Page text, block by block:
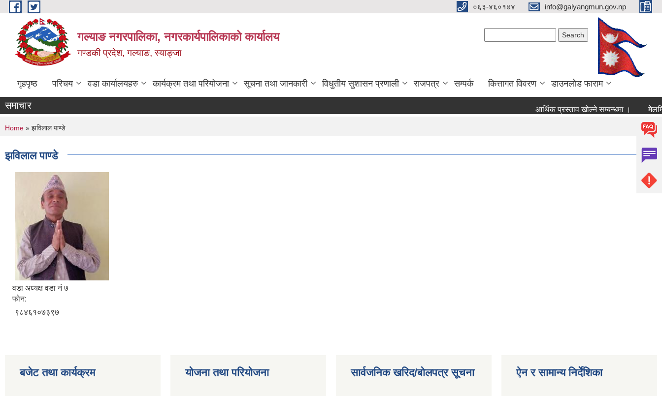
Skip to main content ०६३-४६०१४४ info@galyangmun.gov.np
गल्याङ नगरपालिका, नगरकार्यपालिकाको कार्यालय
गण्डकी प्रदेश, गल्याङ, स्याङ्जा
गृहपृष्ठ परिचय वडा कार्यालयहरु कार्यक्रम तथा परियोजना सूचना तथा जानकारी विधुतीय सुशासन प्रणाली राजपत्र सम्पर्क कित्तागत विवरण डाउनलोड फाराम
समाचार आर्थिक प्रस्ताव खोल्ने सम्बन्धमा ।
You are here
Home » झविलाल पाण्डे
झविलाल पाण्डे
वडा अध्यक्ष वडा नं ७
फोन:
९८४६१०७३९७
बजेट तथा कार्यक्रम योजना तथा परियोजना सार्वजनिक खरिद/बोलपत्र सूचना ऐन र सामान्य निर्देशिका